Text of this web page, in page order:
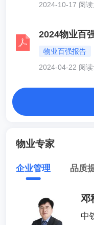
2024-10-17 阅
2024物业百
物业百强报告
2024-04-22 阅
物业专家
企业管理 品质
邓
中